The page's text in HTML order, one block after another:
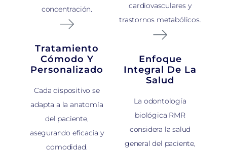
concentración.
Tratamiento
Cómodo Y
Personalizado
Cada dispositivo se
adapta a la anatomía
del paciente,
asegurando eficacia y
comodidad.
cardiovasculares y
trastornos metabólicos.
Enfoque
Integral De La
Salud
La odontología
biológica RMR
considera la salud
general del paciente,